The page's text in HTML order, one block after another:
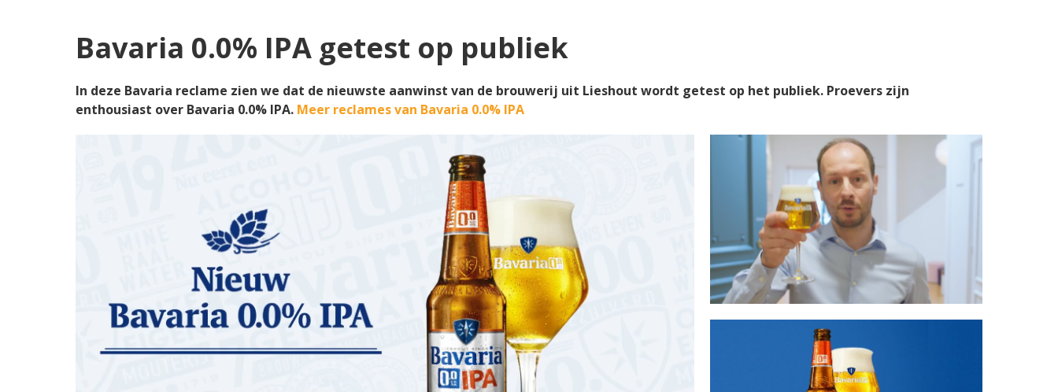
Bavaria 0.0% IPA getest op publiek
In deze Bavaria reclame zien we dat de nieuwste aanwinst van de brouwerij uit Lieshout wordt getest op het publiek. Proevers zijn
enthousiast over Bavaria 0.0% IPA. Meer reclames van Bavaria 0.0% IPA